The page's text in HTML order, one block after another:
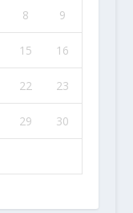
8 9
15 16
22 23
29 30